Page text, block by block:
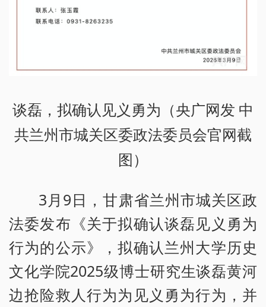
谈磊，拟确认见义勇为（央广网发 中
共兰州市城关区委政法委员会官网截
图）
3月9日，甘肃省兰州市城关区政
法委发布《关于拟确认谈磊见义勇为
行为的公示》，拟确认兰州大学历史
文化学院2025级博士研究生谈磊黄河
边抢险救人行为为见义勇为行为，并